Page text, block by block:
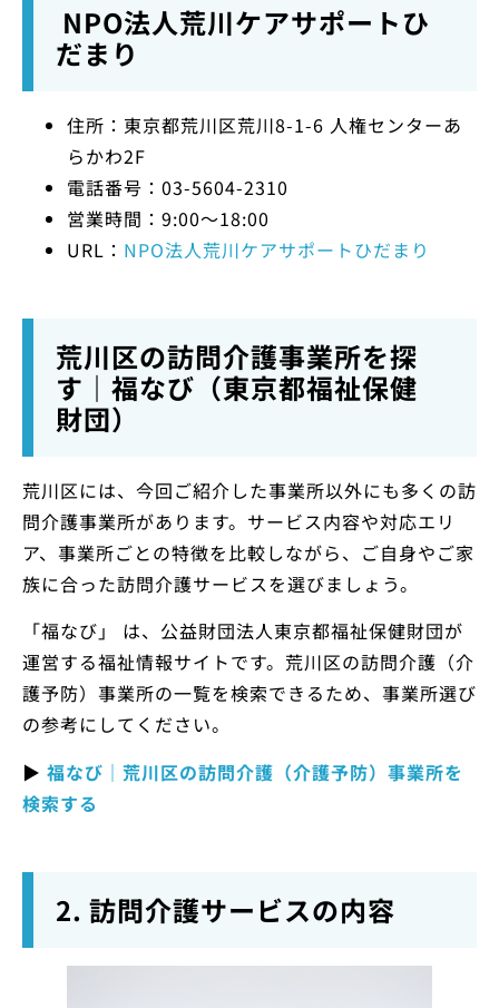
NPO法人荒川ケアサポートひ
だまり
住所：東京都荒川区荒川8-1-6 人権センターあ
らかわ2F
電話番号：03-5604-2310
営業時間：9:00～18:00
URL： NPO法人荒川ケアサポートひだまり
荒川区の訪問介護事業所を探
す｜福なび（東京都福祉保健
財団）
荒川区には、今回ご紹介した事業所以外にも多くの訪
問介護事業所があります。サービス内容や対応エリ
ア、事業所ごとの特徴を比較しながら、ご自身やご家
族に合った訪問介護サービスを選びましょう。
「福なび」 は、公益財団法人東京都福祉保健財団が
運営する福祉情報サイトです。荒川区の訪問介護（介
護予防）事業所の一覧を検索できるため、事業所選び
の参考にしてください。
▶ 福なび｜荒川区の訪問介護（介護予防）事業所を
検索する
2. 訪問介護サービスの内容